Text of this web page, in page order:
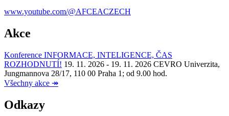
www.youtube.com/@AFCEACZECH
Akce
Konference INFORMACE, INTELIGENCE, ČAS
ROZHODNUTÍ! 19. 11. 2026 - 19. 11. 2026 CEVRO Univerzita,
Jungmannova 28/17, 110 00 Praha 1; od 9.00 hod.
Všechny akce ↠
Odkazy